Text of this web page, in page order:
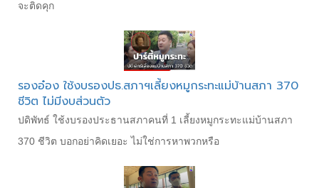
จะติดคุก
รองอ๋อง ใช้งบรองปธ.สภาฯเลี้ยงหมูกระทะแม่บ้านสภา 370
ชีวิต ไม่มีงบส่วนตัว
ปดิพัทธ์ ใช้งบรองประธานสภาคนที่ 1 เลี้ยงหมูกระทะแม่บ้านสภา
370 ชีวิต บอกอย่าคิดเยอะ ไม่ใช่การหาพวกหรือ